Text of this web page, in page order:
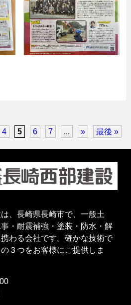
4 5 6 7 ... » 最後 »
、長崎県長崎市で、一般土
・耐震補強・塗装・防水・解
わる会社です。確かな技術で
３つをお客様にご提供しま